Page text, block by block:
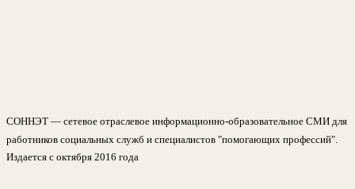
СОННЭТ — сетевое отраслевое информационно-образовательное СМИ для
работников социальных служб и специалистов "помогающих профессий".
Издается с октября 2016 года